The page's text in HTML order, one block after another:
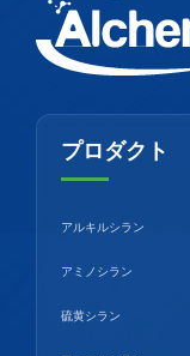
プロダクト
アルキルシラン
アミノシラン
硫黄シラン